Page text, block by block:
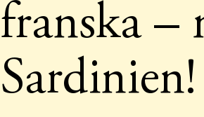
franska –
Sardinien!